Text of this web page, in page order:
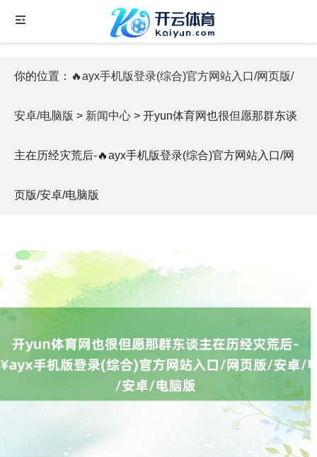
你的位置： 🔥ayx手机版登录(综合)官方网站入口/网页版/
安卓/电脑版 > 新闻中心 > 开yun体育网也很但愿那群东谈
主在历经灾荒后-🔥ayx手机版登录(综合)官方网站入口/网
页版/安卓/电脑版